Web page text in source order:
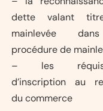
dette valant
mainlevée
procédure de
– les
d’inscription au
du commerce